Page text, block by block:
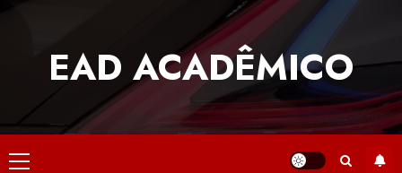
EAD ACADÊMICO
Primary